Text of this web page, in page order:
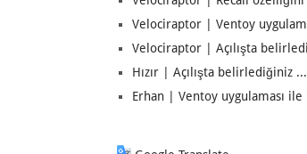
Velociraptor | Ventoy
Velociraptor | Açılışta
Hızır | Açılışta belirlediğiniz ...
Erhan | Ventoy uygulaması ile